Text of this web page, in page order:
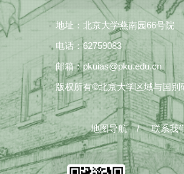
地址：北京大学燕南园66号院
电话：62759083
邮箱：pkuias@pku.edu.cn
版权所有©北京大学区域与国别
地图导航 / 联系我